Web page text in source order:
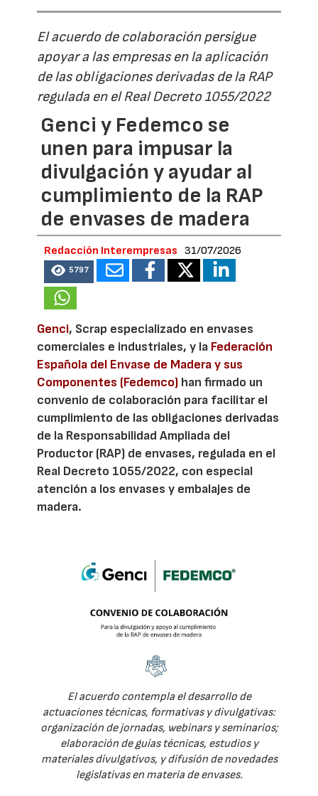
El acuerdo de colaboración persigue
apoyar a las empresas en la aplicación
de las obligaciones derivadas de la RAP
regulada en el Real Decreto 1055/2022
Genci y Fedemco se
unen para impusar la
divulgación y ayudar al
cumplimiento de la RAP
de envases de madera
Redacción Interempresas 31/07/2026
5797
Genci, Scrap especializado en envases
comerciales e industriales, y la Federación
Española del Envase de Madera y sus
Componentes (Fedemco) han firmado un
convenio de colaboración para facilitar el
cumplimiento de las obligaciones derivadas
de la Responsabilidad Ampliada del
Productor (RAP) de envases, regulada en el
Real Decreto 1055/2022, con especial
atención a los envases y embalajes de
madera.
El acuerdo contempla el desarrollo de
actuaciones técnicas, formativas y divulgativas:
organización de jornadas, webinars y seminarios;
elaboración de guías técnicas, estudios y
materiales divulgativos, y difusión de novedades
legislativas en materia de envases.